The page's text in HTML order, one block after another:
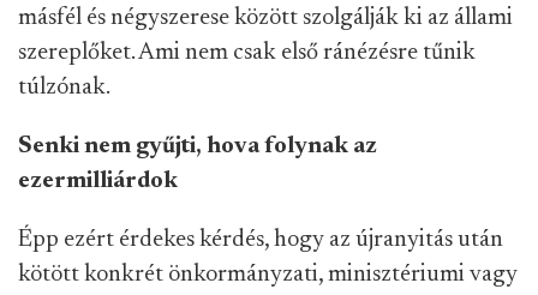
másfél és négyszerese között szolgálják ki az állami
szereplőket. Ami nem csak első ránézésre tűnik
túlzónak.
Senki nem gyűjti, hova folynak az
ezermilliárdok
Épp ezért érdekes kérdés, hogy az újranyitás után
kötött konkrét önkormányzati, minisztériumi vagy